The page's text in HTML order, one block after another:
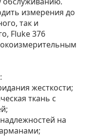
измерения до
так и
Fluke 376
жесткости;
ткань с
на